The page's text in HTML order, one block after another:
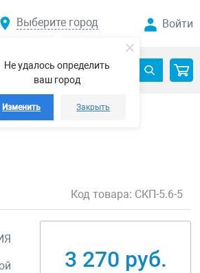
Не удалось определить
ваш город
Изменить Закрыть
Выберите город Войти
Код товара: СКП-5.6-5
3 270 руб.